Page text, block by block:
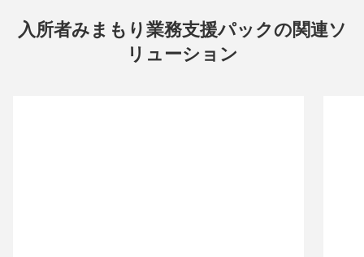
入所者みまもり業務支援パックの関連ソ
リューション